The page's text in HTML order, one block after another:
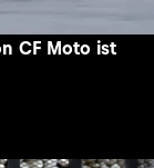
CF Moto ist